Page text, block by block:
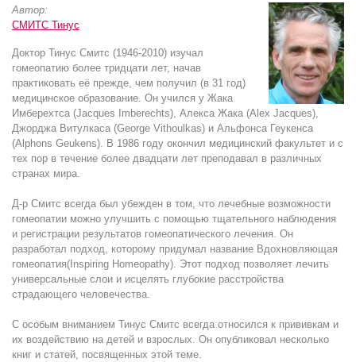
Автор:
СМИТС Тинус
Доктор Тинус Смитс (1946-2010) изучал
гомеопатию более тридцати лет, начав
практиковать её прежде, чем получил (в 31 год)
медицинское образование. Он учился у Жака
Имберехтса (Jacques Imberechts), Алекса Жака (Alex Jacques),
Джорджа Витулкаса (George Vithoulkas) и Альфонса Геукенса
(Alphons Geukens). В 1986 году окончил медицинский факультет и с
тех пор в течение более двадцати лет преподавал в различных
странах мира.
Д-р Смитс всегда был убежден в том, что лечебные возможности
гомеопатии можно улучшить с помощью тщательного наблюдения
и регистрации результатов гомеопатического лечения. Он
разработал подход, которому придумал название Вдохновляющая
гомеопатия(Inspiring Homeopathy). Этот подход позволяет лечить
универсальные слои и исцелять глубокие расстройства
страдающего человечества.
С особым вниманием Тинус Смитс всегда относился к прививкам и
их воздействию на детей и взрослых. Он опубликовал несколько
книг и статей, посвященных этой теме.